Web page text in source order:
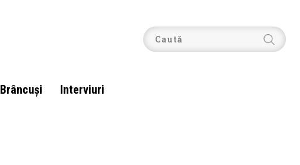
Brâncuşi Interviuri